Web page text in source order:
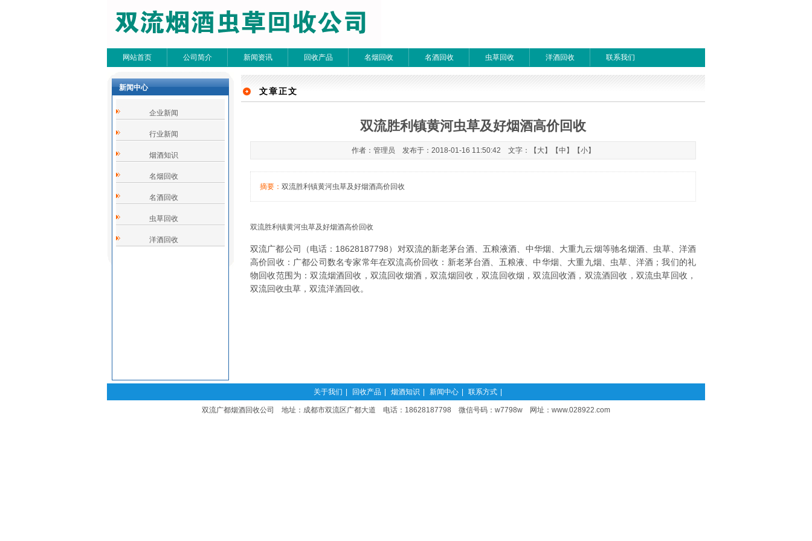
网站首页 公司简介 新闻资讯 回收产品 名烟回收 名酒回收 虫草回收 洋酒回收 联系我们
新闻中心
企业新闻
行业新闻
烟酒知识
名烟回收
名酒回收
虫草回收
洋酒回收
文章检索
首页 上一页
文章正文
双流胜利镇黄河虫草及好烟酒高价回收
作者：管理员 发布于：2018-01-16 11:50:42 文字：【 大】【中 】【小】
摘要： 双流胜利镇黄河虫草及好烟酒高价回收
双流胜利镇黄河虫草及好烟酒高价回收
双流广都公司（电话： 18628187798）对双流的新老茅台酒、五粮液酒、中华烟、大重九云烟等驰名烟酒、虫草、洋酒
高价回收：广都公司数名专家常年在双流高价回收：新老茅台酒、五粮液、中华烟、大重九烟、虫草、洋酒；我们的礼
物回收范围为：双流烟酒回收，双流回收烟酒，双流烟回收，双流回收烟，双流回收酒，双流酒回收，双流虫草回收，
双流回收虫草，双流洋酒回收。
关于我们 回收产品 烟酒知识 新闻中心 联系方式
双流广都烟酒回收公司 地址：成都市双流区广都大道 电话：18628187798 微信号码：w7798w 网址： www.028922.com